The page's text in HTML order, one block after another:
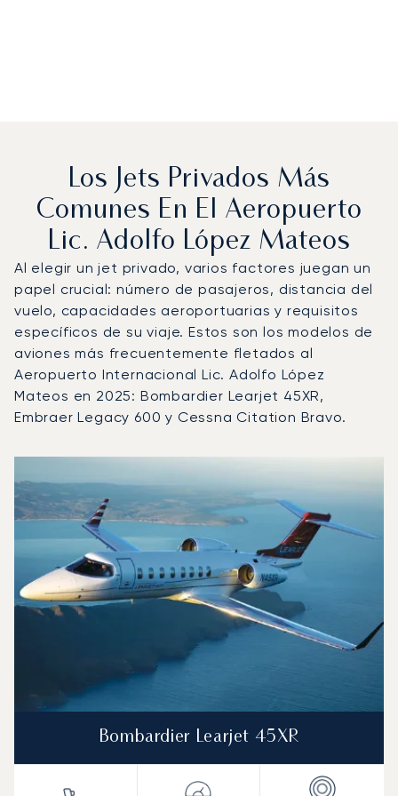
Los Jets Privados Más
Comunes En El Aeropuerto
Lic. Adolfo López Mateos
Al elegir un jet privado, varios factores juegan un
papel crucial: número de pasajeros, distancia del
vuelo, capacidades aeroportuarias y requisitos
específicos de su viaje. Estos son los modelos de
aviones más frecuentemente fletados al
Aeropuerto Internacional Lic. Adolfo López
Mateos en 2025: Bombardier Learjet 45XR,
Embraer Legacy 600 y Cessna Citation Bravo.
Velocidad (km/h)
Velocidad (nudos) Autonomía
Autonomía (NM)
Bombardier Learjet 45XR